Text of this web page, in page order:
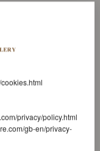
privacy/policy.html
gb-en/privacy-